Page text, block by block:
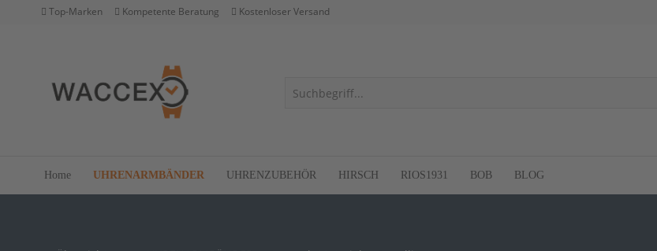
Top-Marken Kompetente Beratung Kostenloser Versand
Home UHRENARMBÄNDER UHRENZUBEHÖR HIRSCH RIOS1931 BOB BLOG